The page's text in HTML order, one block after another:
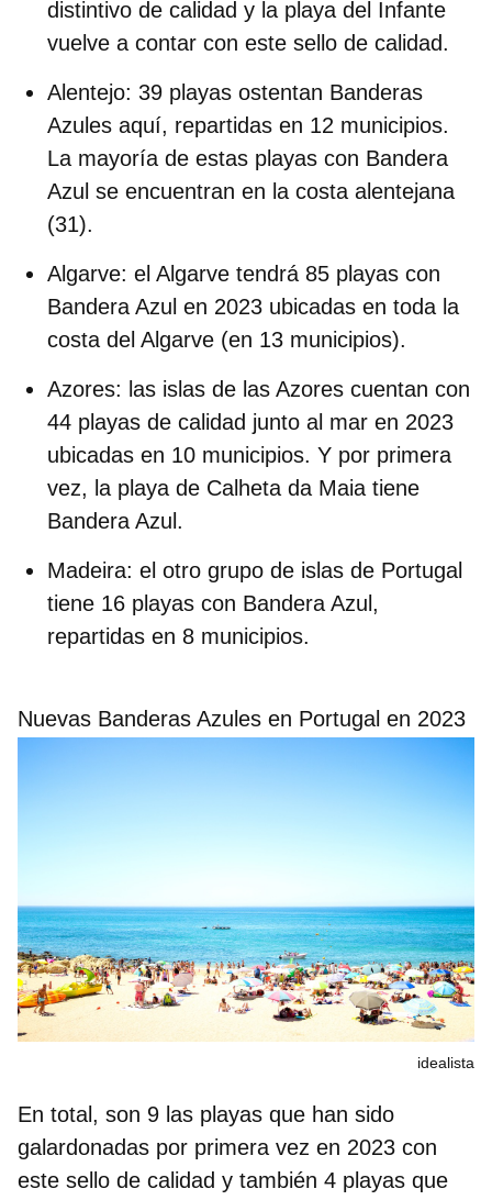
distintivo de calidad y la playa del Infante
vuelve a contar con este sello de calidad.
Alentejo: 39 playas ostentan Banderas
Azules aquí, repartidas en 12 municipios.
La mayoría de estas playas con Bandera
Azul se encuentran en la costa alentejana
(31).
Algarve: el Algarve tendrá 85 playas con
Bandera Azul en 2023 ubicadas en toda la
costa del Algarve (en 13 municipios).
Azores: las islas de las Azores cuentan con
44 playas de calidad junto al mar en 2023
ubicadas en 10 municipios. Y por primera
vez, la playa de Calheta da Maia tiene
Bandera Azul.
Madeira: el otro grupo de islas de Portugal
tiene 16 playas con Bandera Azul,
repartidas en 8 municipios.
Nuevas Banderas Azules en Portugal en 2023
idealista
En total, son 9 las playas que han sido
galardonadas por primera vez en 2023 con
este sello de calidad y también 4 playas que